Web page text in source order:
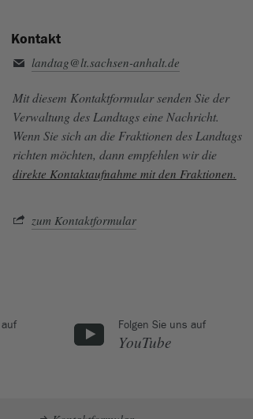
Kontakt
landtag@lt.sachsen-anhalt.de
Mit diesem Kontaktformular senden Sie der
Verwaltung des Landtags eine Nachricht.
Wenn Sie sich an die Fraktionen des Landtags
richten möchten, dann empfehlen wir die
direkte Kontaktaufnahme mit den Fraktionen.
zum Kontaktformular
Folgen Sie uns auf
YouTube